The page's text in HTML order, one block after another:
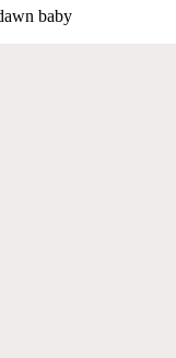
baby